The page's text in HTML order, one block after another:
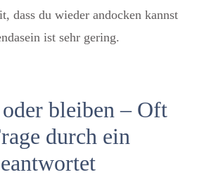
dass du wieder andocken kannst
ist sehr gering.
bleiben – Oft
durch ein